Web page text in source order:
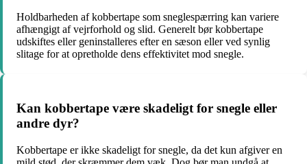
Holdbarheden af kobbertape som sneglespærring kan variere
afhængigt af vejrforhold og slid. Generelt bør kobbertape
udskiftes eller geninstalleres efter en sæson eller ved synlig
slitage for at opretholde dens effektivitet mod snegle.
Kan kobbertape være skadeligt for snegle eller
andre dyr?
Kobbertape er ikke skadeligt for snegle, da det kun afgiver en